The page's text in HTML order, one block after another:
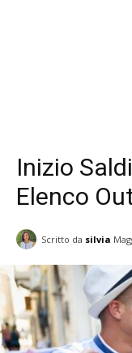
Inizio
Elenco
Scritto da silvia